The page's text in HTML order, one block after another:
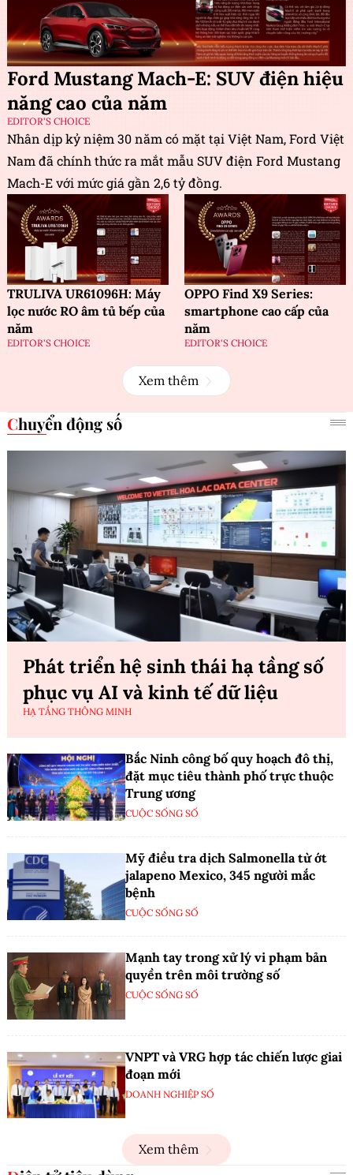
Ford Mustang Mach-E: SUV điện hiệu
năng cao của năm
EDITOR'S CHOICE
Nhân dịp kỷ niệm 30 năm có mặt tại Việt Nam, Ford Việt
Nam đã chính thức ra mắt mẫu SUV điện Ford Mustang
Mach-E với mức giá gần 2,6 tỷ đồng.
TRULIVA UR61096H: Máy
lọc nước RO âm tủ bếp của
năm
EDITOR'S CHOICE
OPPO Find X9 Series:
smartphone cao cấp của
năm
EDITOR'S CHOICE
Xem thêm
Chuyển động số
Phát triển hệ sinh thái hạ tầng số
phục vụ AI và kinh tế dữ liệu
HẠ TẦNG THÔNG MINH
Bắc Ninh công bố quy hoạch đô thị,
đặt mục tiêu thành phố trực thuộc
Trung ương
CUỘC SỐNG SỐ
Mỹ điều tra dịch Salmonella từ ớt
jalapeno Mexico, 345 người mắc
bệnh
CUỘC SỐNG SỐ
Mạnh tay trong xử lý vi phạm bản
quyền trên môi trường số
CUỘC SỐNG SỐ
VNPT và VRG hợp tác chiến lược giai
đoạn mới
DOANH NGHIỆP SỐ
Xem thêm